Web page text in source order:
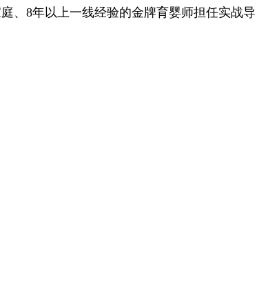
、8年以上一线经验的金牌育婴师担任实战导